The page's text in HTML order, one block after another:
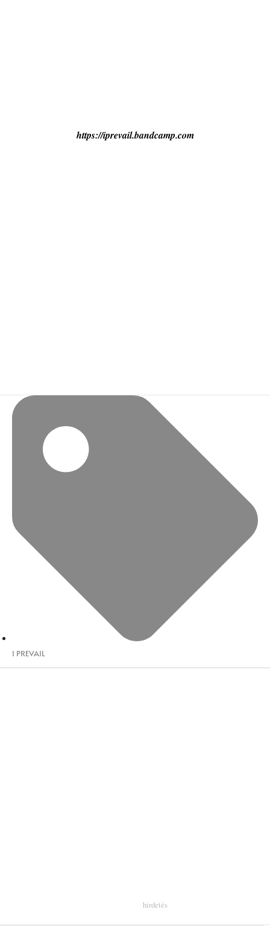
https://iprevail.bandcamp.com
I PREVAIL